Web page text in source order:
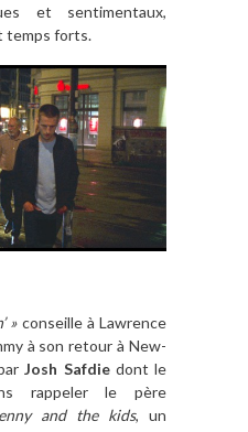
et sentimentaux,
temps forts.
»conseille à Lawrence
à son retour à New-
Josh Safdiedont le
rappeler le père
and the kids, un